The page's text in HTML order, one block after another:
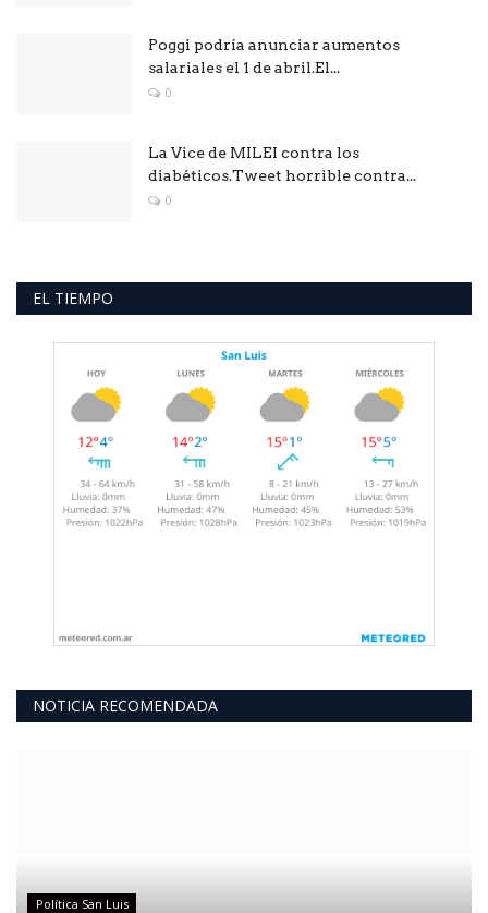
Poggi podría anunciar aumentos
salariales el 1 de abril.El...
0
La Vice de MILEI contra los
diabéticos.Tweet horrible contra...
0
EL TIEMPO
NOTICIA RECOMENDADA
Política San Luis